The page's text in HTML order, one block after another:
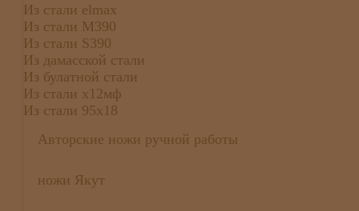
Из стали elmax
Из стали М390
Из стали S390
Из дамасской стали
Из булатной стали
Из стали х12мф
Из стали 95х18
Авторские ножи ручной работы
ножи Якут